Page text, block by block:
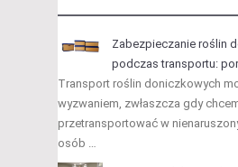
Zabezpieczanie roślin
podczas transportu:
Transport roślin doniczkowych
wyzwaniem, zwłaszcza gdy
przetransportować w
osób …